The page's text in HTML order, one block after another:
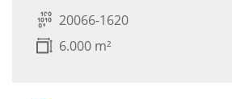
20066-1620
6.000 m²